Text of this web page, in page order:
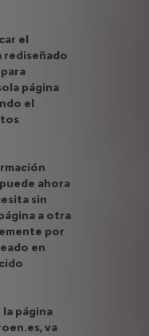
el
rediseñado
página
el
ahora
sin
a otra
por
en
página
va